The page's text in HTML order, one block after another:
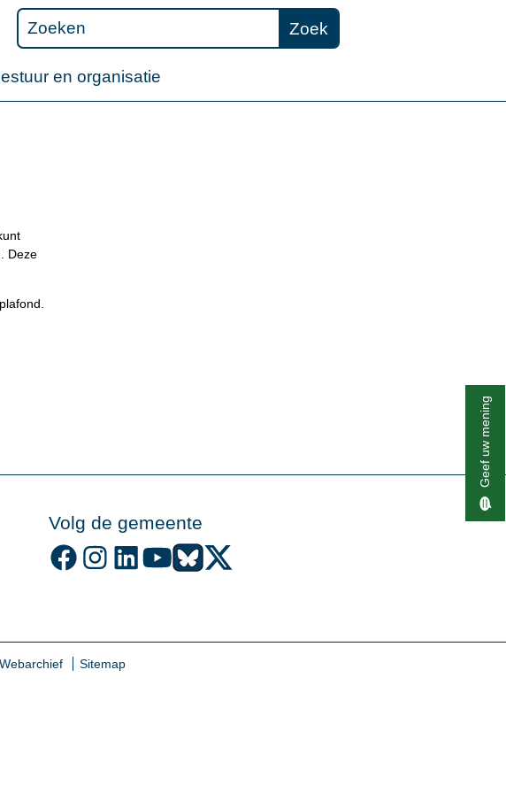
Zoek
en organisatie
Deze
Volg de gemeente
Volg de gemeente Alphen aan den Rijn op Facebook
Volg de gemeente Alphen aan den Rijn op Instagram
Volg de gemeente Alphen aan den Rijn op LinkedIn
Volg de gemeente Alphen aan den Rijn op YouTube
Volg de gemeente Alphen aan den Rijn op Bluesky
Webarchief Sitemap
Geef uw mening